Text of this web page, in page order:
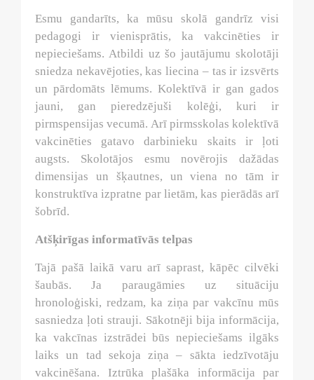
Esmu gandarīts, ka mūsu skolā gandrīz visi
pedagogi ir vienisprātis, ka vakcinēties ir
nepieciešams. Atbildi uz šo jautājumu skolotāji
sniedza nekavējoties, kas liecina – tas ir izsvērts
un pārdomāts lēmums. Kolektīvā ir gan gados
jauni, gan pieredzējuši kolēģi, kuri ir
pirmspensijas vecumā. Arī pirmsskolas kolektīvā
vakcinēties gatavo darbinieku skaits ir ļoti
augsts. Skolotājos esmu novērojis dažādas
dimensijas un šķautnes, un viena no tām ir
konstruktīva izpratne par lietām, kas pierādās arī
šobrīd.
Atšķirīgas informatīvās telpas
Tajā pašā laikā varu arīsaprast, kāpēc cilvēki
šaubās. Ja paraugāmies uz situāciju
hronoloģiski, redzam, ka ziņa par vakcīnu mūs
sasniedza ļoti strauji. Sākotnēji bija informācija,
ka vakcīnas izstrādei būs nepieciešams ilgāks
laiks un tad sekoja ziņa – sākta iedzīvotāju
vakcinēšana. Iztrūka plašāka informācija par